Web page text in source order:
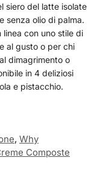
siero del latte isolate
senza olio di palma.
linea con uno stile di
al gusto o per chi
dimagrimento o
in 4 deliziosi
e pistacchio.
, Why
Composte